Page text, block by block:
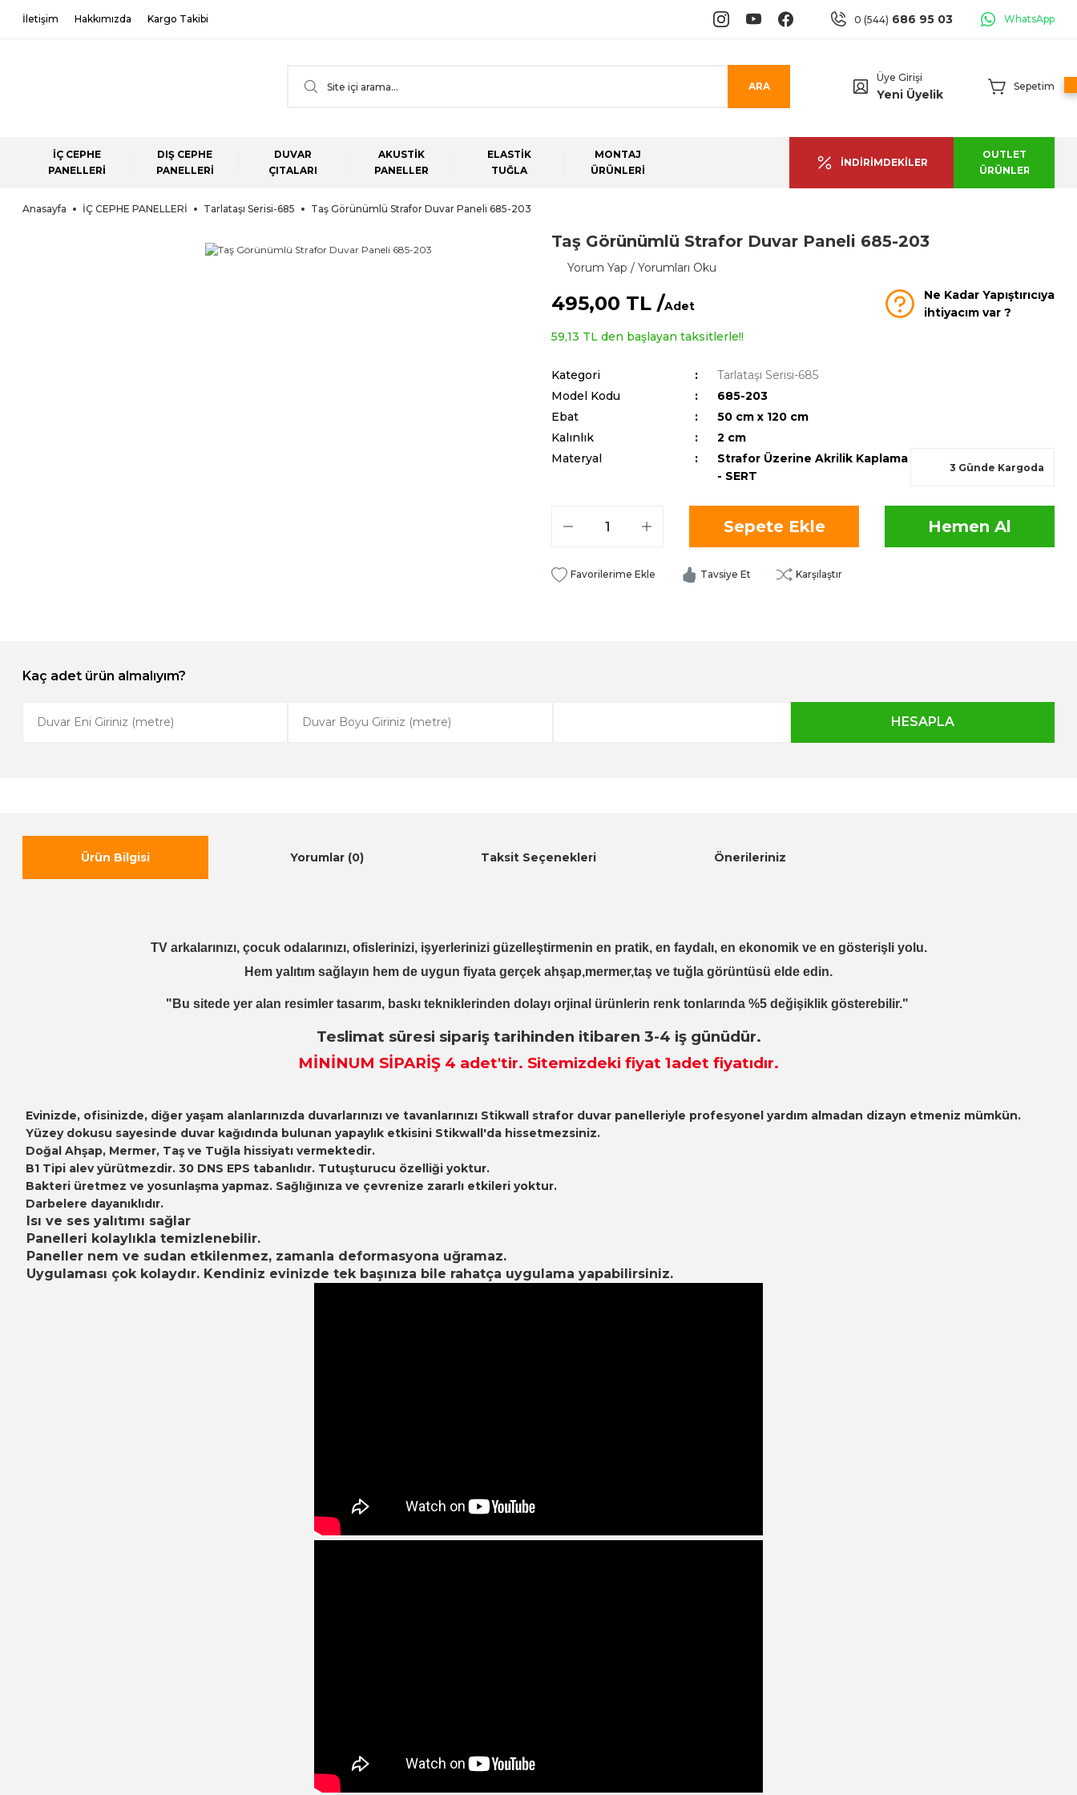
İletişim Hakkımızda Kargo Takibi 0 (544) 686 95 03 WhatsApp
ARA
Üye Girişi
Yeni Üyelik
Sepetim
İÇ CEPHE
PANELLERİ
DIŞ CEPHE
PANELLERİ
DUVAR
ÇITALARI
AKUSTİK
PANELLER
ELASTİK
TUĞLA
MONTAJ
ÜRÜNLERİ
İNDİRİMDEKİLER
OUTLET
ÜRÜNLER
Anasayfa İÇ CEPHE PANELLERİ Tarlataşı Serisi-685 Taş Görünümlü Strafor Duvar Paneli 685-203
Taş Görünümlü Strafor Duvar Paneli 685-203
Yorum Yap / Yorumları Oku
495,00 TL /Adet
Ne Kadar Yapıştırıcıya
ihtiyacım var ?
59,13 TL den başlayan taksitlerle!!
Kategori
Tarlataşı Serisi-685
Model Kodu
685-203
Ebat
50 cm x 120 cm
Kalınlık
2 cm
Materyal
Strafor Üzerine Akrilik Kaplama
- SERT
3 Günde Kargoda
Sepete Ekle Hemen Al
Tavsiye Et Karşılaştır
Kaç adet ürün almalıyım?
Ürün Bilgisi Yorumlar (0) Taksit Seçenekleri Önerileriniz
TV arkalarınızı, çocuk odalarınızı, ofislerinizi, işyerlerinizi güzelleştirmenin en pratik, en faydalı, en ekonomik ve en gösterişli yolu.
Hem yalıtım sağlayın hem de uygun fiyata gerçek ahşap,mermer,taş ve tuğla görüntüsü elde edin.
"Bu sitede yer alan resimler tasarım, baskı tekniklerinden dolayı orjinal ürünlerin renk tonlarında %5 değişiklik gösterebilir."
Teslimat süresi sipariş tarihinden itibaren 3-4 iş günüdür.
MİNİNUM SİPARİŞ 4 adet'tir. Sitemizdeki fiyat 1adet fiyatıdır.
Evinizde, ofisinizde, diğer yaşam alanlarınızda duvarlarınızı ve tavanlarınızı Stikwall strafor duvar panelleriyle profesyonel yardım almadan dizayn etmeniz mümkün.
Yüzey dokusu sayesinde duvar kağıdında bulunan yapaylık etkisini Stikwall'da hissetmezsiniz.
Doğal Ahşap, Mermer, Taş ve Tuğla hissiyatı vermektedir.
B1 Tipi alev yürütmezdir. 30 DNS EPS tabanlıdır. Tutuşturucu özelliği yoktur.
Bakteri üretmez ve yosunlaşma yapmaz. Sağlığınıza ve çevrenize zararlı etkileri yoktur.
Darbelere dayanıklıdır.
Isı ve ses yalıtımı sağlar
Panelleri kolaylıkla temizlenebilir.
Paneller nem ve sudan etkilenmez, zamanla deformasyona uğramaz.
Uygulaması çok kolaydır. Kendiniz evinizde tek başınıza bile rahatça uygulama yapabilirsiniz.